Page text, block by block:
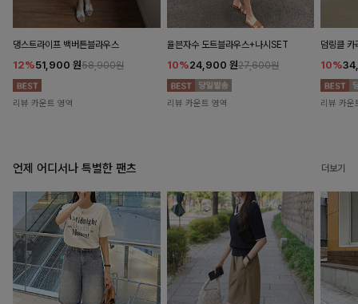
댕스트라이프 백버튼블라우스
12%51,900 원58,900원
리뷰 카운트 영역
율븐자수 도트블라우스+나시SET
10%24,900 원27,600원
리뷰 카운트 영역
덤링클 카
10%
리뷰 카운
언제 어디서나 특별한 팬츠 더보기